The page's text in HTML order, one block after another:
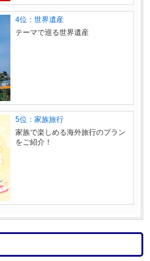
4位：世界遺産
テーマで巡る世界遺産
5位：家族旅行
家族で楽しめる海外旅行のプラン
をご紹介！